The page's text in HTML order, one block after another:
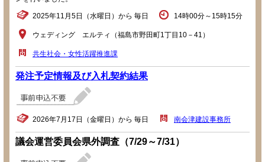
2025年11月5日（水曜日）から 毎日 14時00分～15時15分
ウェディング エルティ（福島市野田町1丁目10－41）
共生社会・女性活躍推進課
発注予定情報及び入札契約結果
2026年7月17日（金曜日）から 毎日 南会津建設事務所
議会運営委員会県外調査（7/29～7/31）